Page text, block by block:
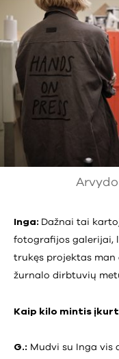
Inga: Dažnai tai
fotografijos galerijai,
trukęs projektas man
žurnalo dirbtuvių
Kaip kilo mintis
G.: Mudvi su Inga vis